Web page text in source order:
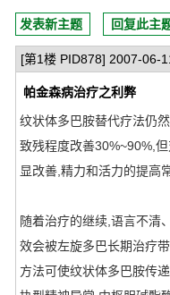
发表新主题 回复此主
[第1楼 PID878] 2007-06-
帕金森病治疗之利弊
纹状体多巴胺替代疗法仍
致残程度改善30%~90%,
显改善,精力和活力的提高
随着治疗的继续,语言不清
效会被左旋多巴长期治疗
方法可使纹状体多巴胺传